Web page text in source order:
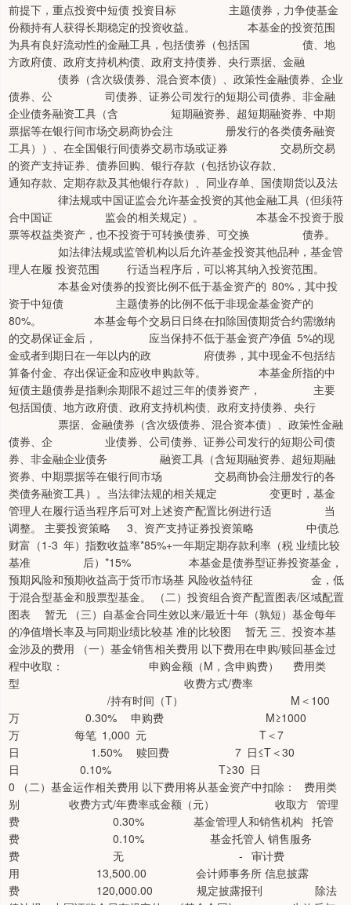
前提下，重点投资中短债 投资目标 主题债券，力争使基金
份额持有人获得长期稳定的投资收益。 本基金的投资范围
为具有良好流动性的金融工具，包括债券（包括国 债、地
方政府债、政府支持机构债、政府支持债券、央行票据、金融
债券（含次级债券、混合资本债）、政策性金融债券、企业
债券、公 司债券、证券公司发行的短期公司债券、非金融
企业债务融资工具（含 短期融资券、超短期融资券、中期
票据等在银行间市场交易商协会注 册发行的各类债务融资
工具））、在全国银行间债券交易市场或证券 交易所交易
的资产支持证券、债券回购、银行存款（包括协议存款、
通知存款、定期存款及其他银行存款）、同业存单、国债期货以及法
律法规或中国证监会允许基金投资的其他金融工具（但须符
合中国证 监会的相关规定）。 本基金不投资于股
票等权益类资产，也不投资于可转换债券、可交换 债券。
如法律法规或监管机构以后允许基金投资其他品种，基金管
理人在履 投资范围 行适当程序后，可以将其纳入投资范围。
本基金对债券的投资比例不低于基金资产的 80%，其中投
资于中短债 主题债券的比例不低于非现金基金资产的
80%。 本基金每个交易日日终在扣除国债期货合约需缴纳
的交易保证金后， 应当保持不低于基金资产净值 5%的现
金或者到期日在一年以内的政 府债券，其中现金不包括结
算备付金、存出保证金和应收申购款等。 本基金所指的中
短债主题债券是指剩余期限不超过三年的债券资产， 主要
包括国债、地方政府债、政府支持机构债、政府支持债券、央行
票据、金融债券（含次级债券、混合资本债）、政策性金融
债券、企 业债券、公司债券、证券公司发行的短期公司债
券、非金融企业债务 融资工具（含短期融资券、超短期融
资券、中期票据等在银行间市场 交易商协会注册发行的各
类债务融资工具）。当法律法规的相关规定 变更时，基金
管理人在履行适当程序后可对上述资产配置比例进行适 当
调整。 主要投资策略 3、资产支持证券投资策略 中债总
财富（1-3 年）指数收益率*85%+一年期定期存款利率（税 业绩比较
基准 后）*15% 本基金是债券型证券投资基金，
预期风险和预期收益高于货币市场基 风险收益特征 金，低
于混合型基金和股票型基金。 （二）投资组合资产配置图表/区域配置
图表 暂无 （三）自基金合同生效以来/最近十年（孰短）基金每年
的净值增长率及与同期业绩比较基 准的比较图 暂无 三、投资本基
金涉及的费用 （一）基金销售相关费用 以下费用在申购/赎回基金过
程中收取： 申购金额（M，含申购费） 费用类
型 收费方式/费率
/持有时间（T） M＜100
万 0.30% 申购费 M≥1000
万 每笔 1,000 元 T＜7
日 1.50% 赎回费 7 日≤T＜30
日 0.10% T≥30 日
0 （二）基金运作相关费用 以下费用将从基金资产中扣除： 费用类
别 收费方式/年费率或金额（元） 收取方 管理
费 0.30% 基金管理人和销售机构 托管
费 0.10% 基金托管人 销售服务
费 无 - 审计费
用 13,500.00 会计师事务所 信息披露
费 120,000.00 规定披露报刊 除法